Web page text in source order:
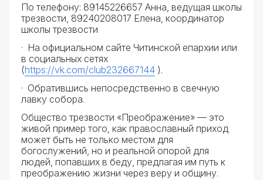
По телефону: 89145226657 Анна, ведущая школы
трезвости, 89240208017 Елена, координатор
школы трезвости
· На официальном сайте Читинской епархии или
в социальных сетях
(https://vk.com/club232667144 ).
· Обратившись непосредственно в свечную
лавку собора.
Общество трезвости «Преображение» — это
живой пример того, как православный приход
может быть не только местом для
богослужений, но и реальной опорой для
людей, попавших в беду, предлагая им путь к
преображению жизни через веру и общину.